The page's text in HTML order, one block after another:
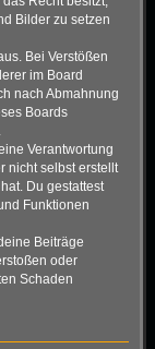
Bilder zu setzen
Bei Verstößen
im Board
nach Abmahnung
Boards
Verantwortung
nicht selbst erstellt
Du gestattest
Funktionen
Beiträge
oder
Schaden